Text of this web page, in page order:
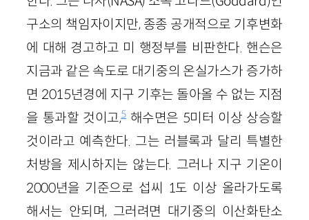
구소의 책임자이지만, 종종 공개적으로 기후변화
에 대해 경고하고 미 행정부를 비판한다. 핸슨은
지금과 같은 속도로 대기중의 온실가스가 증가하
면 2015년경에 지구 기후는 돌아올 수 없는 지점
을 통과할 것이고,5해수면은 5미터 이상 상승할
것이라고 예측한다. 그는 러블록과 달리 특별한
처방을 제시하지는 않는다. 그러나 지구 기온이
2000년을 기준으로 섭씨 1도 이상 올라가도록
해서는 안되며, 그러려면 대기중의 이산화탄소